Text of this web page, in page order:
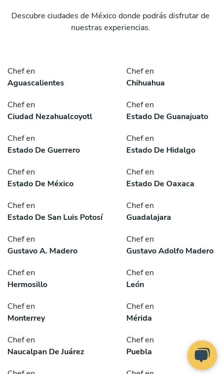
Descubre ciudades de México donde podrás disfrutar de
nuestras experiencias.
Chef en
Aguascalientes
Chef en
Chihuahua
Chef en
Ciudad Nezahualcoyotl
Chef en
Estado De Guanajuato
Chef en
Estado De Guerrero
Chef en
Estado De Hidalgo
Chef en
Estado De México
Chef en
Estado De Oaxaca
Chef en
Estado De San Luis Potosí
Chef en
Guadalajara
Chef en
Gustavo A. Madero
Chef en
Gustavo Adolfo Madero
Chef en
Hermosillo
Chef en
León
Chef en
Monterrey
Chef en
Mérida
Chef en
Naucalpan De Juárez
Chef en
Puebla